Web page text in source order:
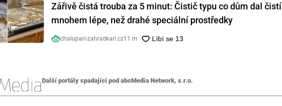
Zářivě čistá trouba za 5 minut: Čistič typu co dům dal čistí
mnohem lépe, než drahé speciální prostředky
chalupari-zahradkari.cz11 m
Další portály spadající pod abcMedia Network, s.r.o.